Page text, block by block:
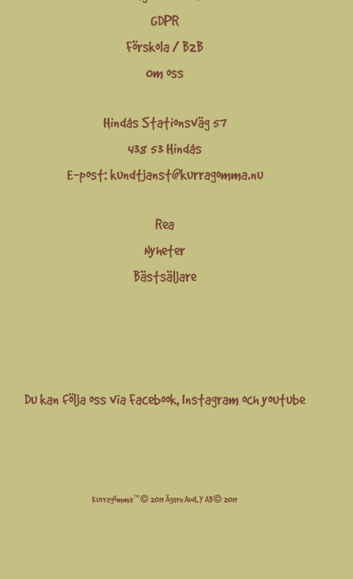
GDPR
Förskola / B2B
Om oss
Hindås Stationsväg 57
438 53 Hindås
E-post:kundtjanst@kurragomma.nu
Rea
Nyheter
Bästsäljare
Du kan följa oss viaFacebook,Instagramochyoutube
Kurragömma™© 2019 Ägare AWLY AB© 2019